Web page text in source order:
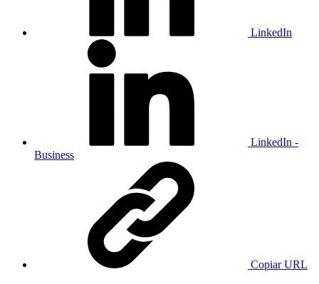
LinkedIn
LinkedIn -
Business
Copiar URL